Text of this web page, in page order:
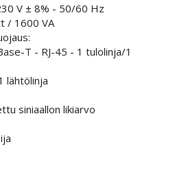
V ± 8% - 50/60 Hz
/ 1600 VA
T - RJ-45 - 1 tulolinja/1
lähtölinja
siniaallon likiarvo